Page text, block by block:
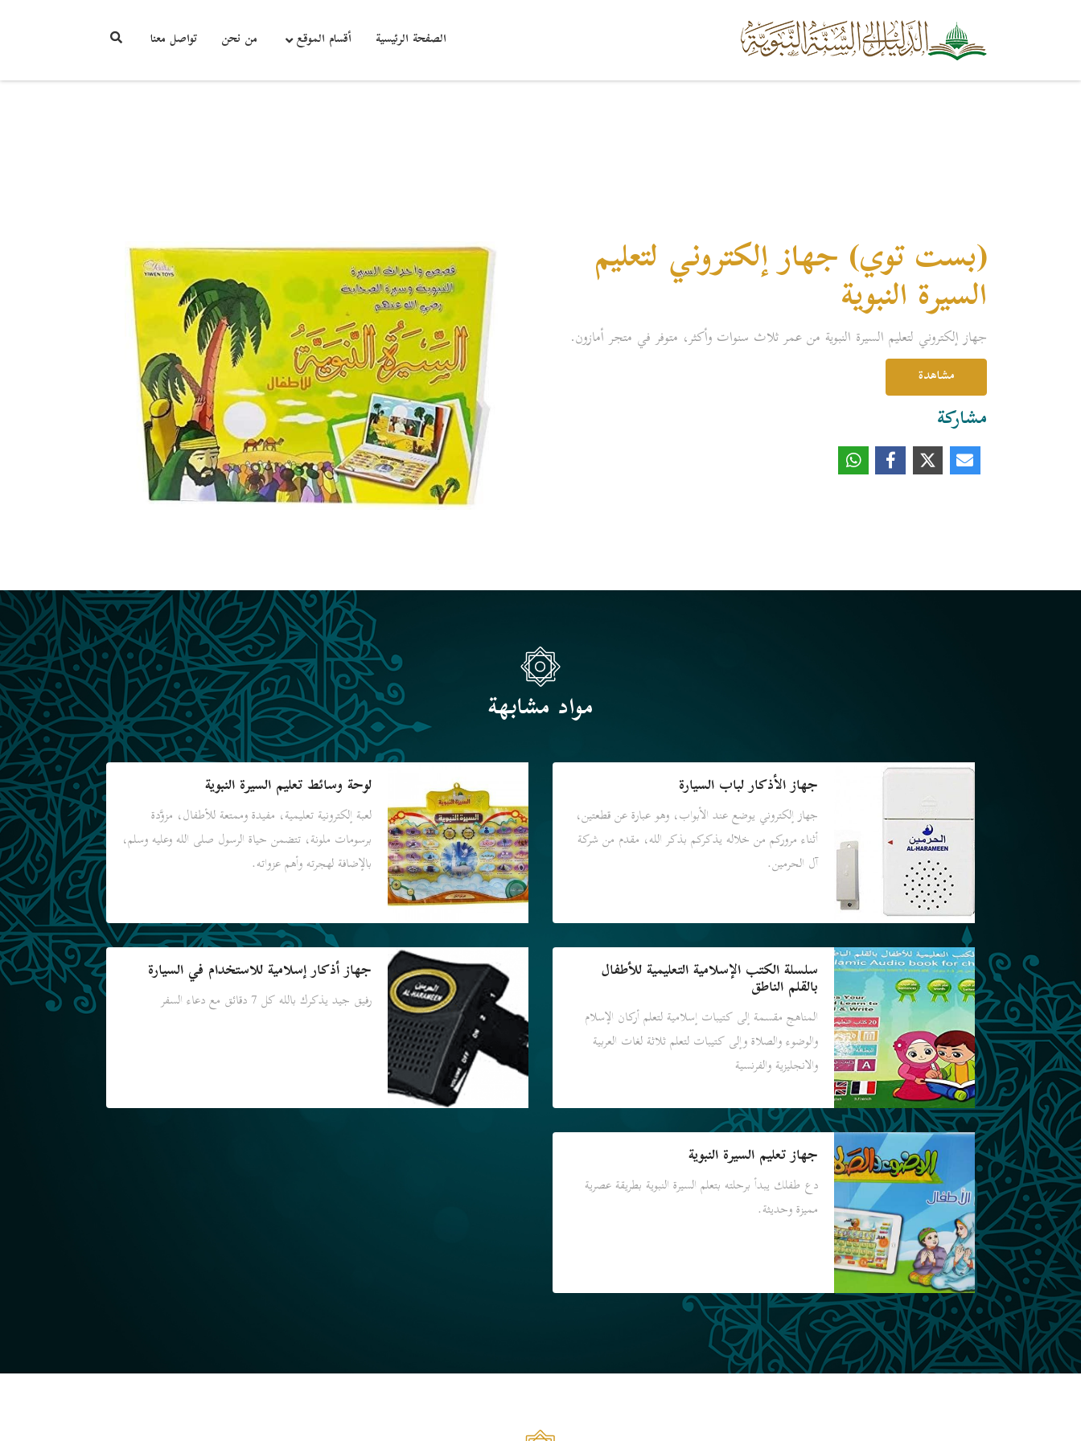
الصفحة الرئيسية أقسام الموقع من نحن تواصل معنا
(بست توي) جهاز إلكتروني لتعليم
السيرة النبوية
جهاز إلكتروني لتعليم السيرة النبوية من عمر ثلاث سنوات وأكثر، متوفر في متجر أمازون.
مشاهدة
مشاركة
مواد مشابهة
جهاز الأذكار لباب السيارة
جهاز إلكتروني يوضع عند الأبواب، وهو عبارة عن قطعتين،
أثناء مروركم من خلاله يذكركم بذكر الله، مقدم من شركة
آل الحرمين.
لوحة وسائط تعليم السيرة النبوية
لعبة إلكترونية تعليمية، مفيدة وممتعة للأطفال، مزوَّدة
برسومات ملونة، تتضمن حياة الرسول صلى الله وعليه وسلم،
بالإضافة لهجرته وأهم عزواته.
سلسلة الكتب الإسلامية التعليمية للأطفال
بالقلم الناطق
المناهج مقسمة إلى كتيبات إسلامية لتعلم أركان الإسلام
والوضوء والصلاة وإلى كتيبات لتعلم ثلاثة لغات العربية
والانجليزية والفرنسية
جهاز أذكار إسلامية للاستخدام في السيارة
رفيق جيد يذكرك بالله كل 7 دقائق مع دعاء السفر
جهاز تعليم السيرة النبوية
دع طفلك يبدأ برحلته بتعلم السيرة النبوية بطريقة عصرية
مميزة وحديثة.